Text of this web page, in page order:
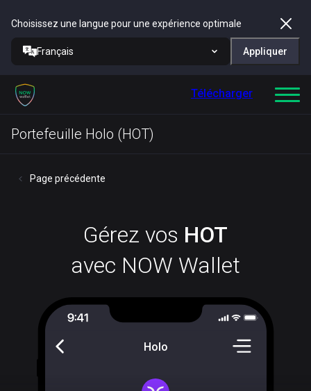
Choisissez une langue pour une expérience optimale
Français Appliquer
Télécharger
Portefeuille Holo (HOT)
Page précédente
Gérez vos HOT
avec NOW Wallet
Holo